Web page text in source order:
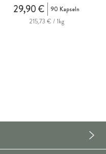
29,90 €
90 Kapseln
215,73 € / 1kg